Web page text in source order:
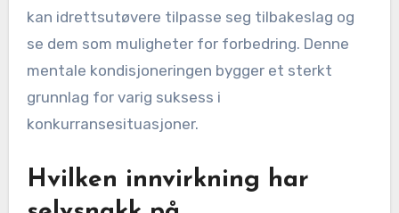
kan idrettsutøvere tilpasse seg tilbakeslag og
se dem som muligheter for forbedring. Denne
mentale kondisjoneringen bygger et sterkt
grunnlag for varig suksess i
konkurransesituasjoner.
Hvilken innvirkning har